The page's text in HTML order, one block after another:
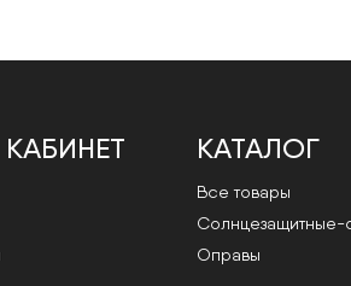
КАТАЛОГ
Все товары
Cолнцезащитные-
Оправы